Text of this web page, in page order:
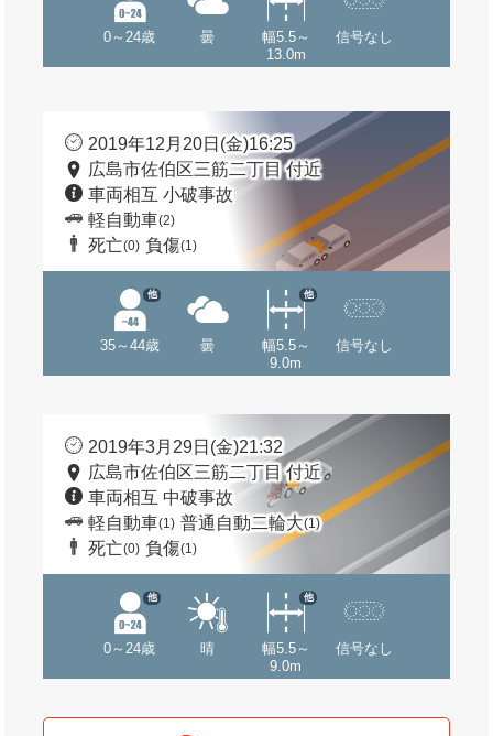
0～24歳 曇
幅5.5～
13.0m
信号なし
2019年12月20日(金)16:25
広島市佐伯区三筋二丁目 付近
車両相互 小破事故
軽自動車(2)
死亡(0) 負傷(1)
35～44歳
他
曇
幅5.5～
9.0m
他
信号なし
2019年3月29日(金)21:32
広島市佐伯区三筋二丁目 付近
車両相互 中破事故
軽自動車(1) 普通自動二輪大(1)
死亡(0) 負傷(1)
0～24歳
他
晴
幅5.5～
9.0m
他
信号なし